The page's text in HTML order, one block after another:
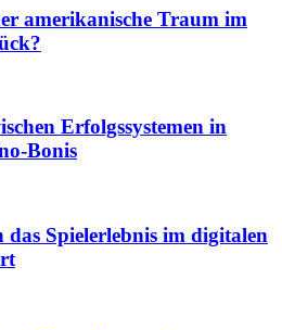
amerikanische Traum im
Erfolgssystemen in
Spielerlebnis im digitalen